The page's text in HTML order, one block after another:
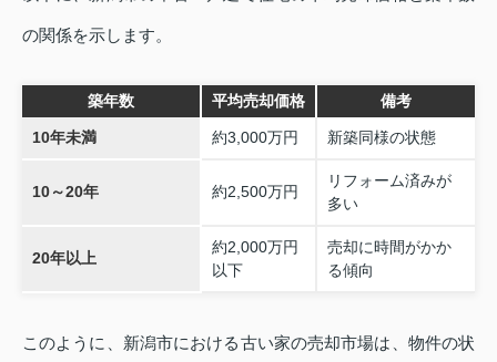
の関係を示します。
築年数 平均売却価格 備考
10年未満 約3,000万円 新築同様の状態
10～20年 約2,500万円
リフォーム済みが
多い
20年以上
約2,000万円
以下
売却に時間がかか
る傾向
このように、新潟市における古い家の売却市場は、物件の状